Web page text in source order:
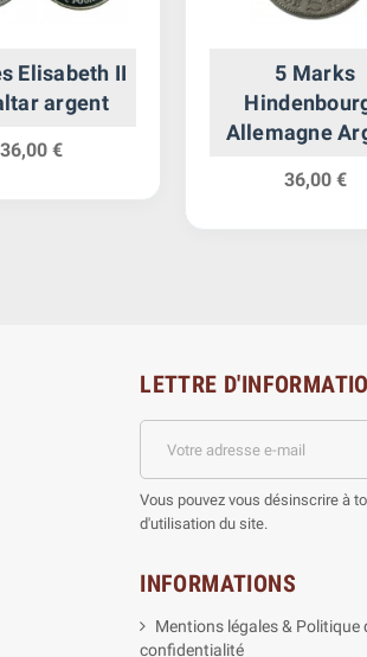
Elisabeth II
argent
36,00 €
5 Marks
Allemagne
36,00 €
LETTRE
Vous pouvez vous désinscrire à
d'utilisation du site.
INFORMATIONS
Mentions légales & Politique
confidentialité